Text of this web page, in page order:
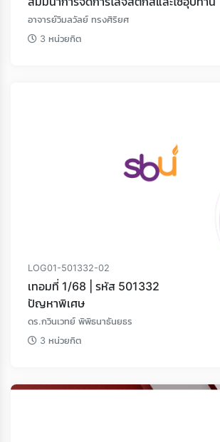
อาจารย์วิมลวัลย์ ทรงศิริยศ
3 หน่วยกิต
LOG01-501332-02
เทอมที่ 1/68 | รหัส 501332
ปัญหาพิเศษ
ดร.กวินเวทย์ พิพิธนาธันยธร
3 หน่วยกิต